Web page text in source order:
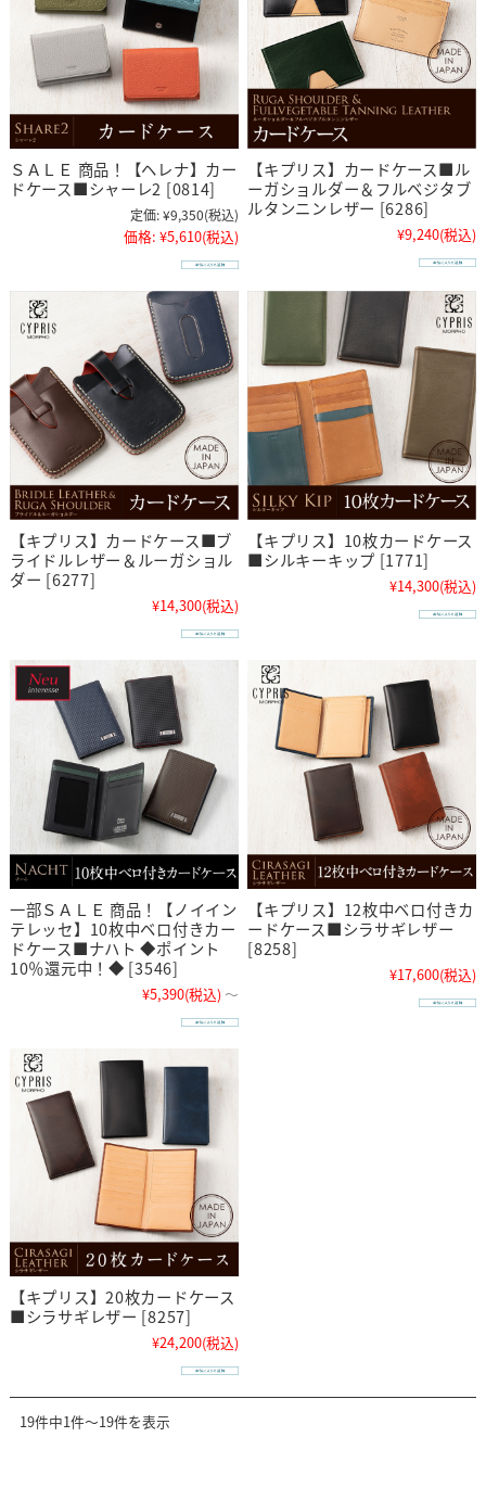
ＳＡＬＥ 商品！【ヘレナ】カー
ドケース■シャーレ2 [0814]
定価:¥9,350(税込)
価格: ¥5,610(税込)
【キプリス】カードケース■ル
ーガショルダー＆フルベジタブ
ルタンニンレザー [6286]
¥9,240(税込)
【キプリス】カードケース■ブ
ライドルレザー＆ルーガショル
ダー [6277]
¥14,300(税込)
【キプリス】10枚カードケース
■シルキーキップ [1771]
¥14,300(税込)
一部ＳＡＬＥ 商品！【ノイイン
テレッセ】10枚中ベロ付きカー
ドケース■ナハト ◆ポイント
10％還元中！◆ [3546]
¥5,390(税込) ～
【キプリス】12枚中ベロ付きカ
ードケース■シラサギレザー
[8258]
¥17,600(税込)
【キプリス】20枚カードケース
■シラサギレザー [8257]
¥24,200(税込)
19件中1件～19件を表示